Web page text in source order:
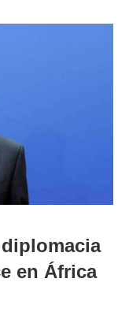
en África